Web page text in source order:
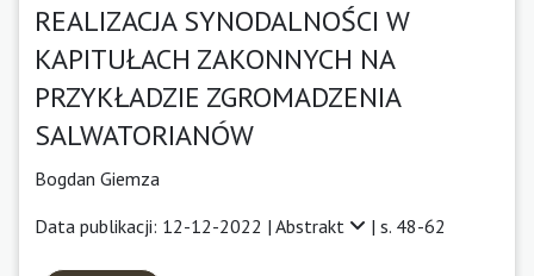
REALIZACJA SYNODALNOŚCI W
KAPITUŁACH ZAKONNYCH NA
PRZYKŁADZIE ZGROMADZENIA
SALWATORIANÓW
Bogdan Giemza
Data publikacji: 12-12-2022 | Abstrakt | s. 48-62